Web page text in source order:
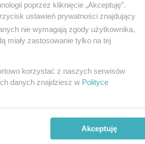
kolorowe
poprzez kliknięcie „Akceptuję”.
ustawień prywatności znajdujący
nie wymagają zgody użytkownika,
miały zastosowanie tylko na tej
korzystać z naszych serwisów
danych znajdziesz w Polityce
Akceptuję